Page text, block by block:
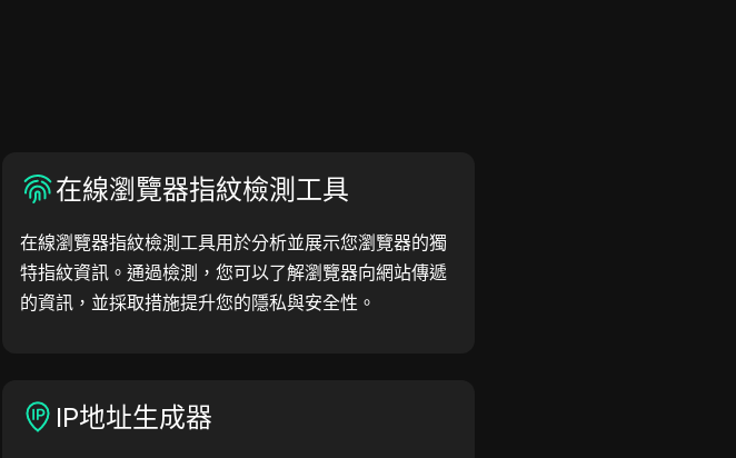
在線瀏覽器指紋檢測工具
在線瀏覽器指紋檢測工具用於分析並展示您瀏覽器的獨
特指紋資訊。通過檢測，您可以了解瀏覽器向網站傳遞
的資訊，並採取措施提升您的隱私與安全性。
IP地址生成器